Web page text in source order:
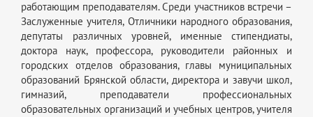
работающим преподавателям. Среди участников встречи –
Заслуженные учителя, Отличники народного образования,
депутаты различных уровней, именные стипендиаты,
доктора наук, профессора, руководители районных и
городских отделов образования, главы муниципальных
образований Брянской области, директора и завучи школ,
гимназий, преподаватели профессиональных
образовательных организаций и учебных центров, учителя